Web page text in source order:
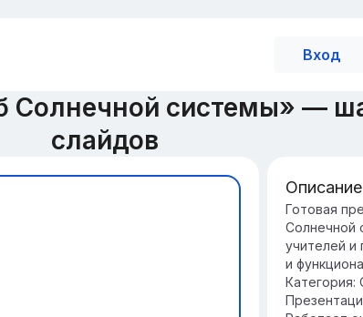
Вход
Солнечной системы» —
слайдов
Изучение
понять
Это
Описание
Готовая
Солнечной
учителей и
и
Категория: